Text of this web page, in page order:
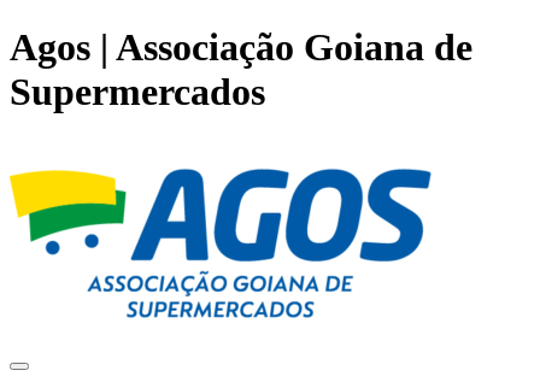
Agos | Associação Goiana de
Supermercados